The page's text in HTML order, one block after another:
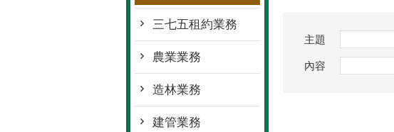
三七五租約業務
農業業務
造林業務
建管業務
主題
內容